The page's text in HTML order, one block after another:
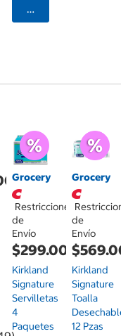
Agregar
Grocery
Restricciones
de
Envío
$299.00
Kirkland
Signature
Servilletas
4
Paquetes
Grocery
de
Envío
$569.00
Kirkland
Signature
Toalla
Desechable
12 Pzas